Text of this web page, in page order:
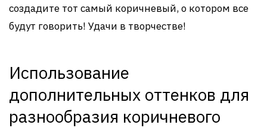
создадите тот самый коричневый, о котором все
будут говорить! Удачи в творчестве!
Использование
дополнительных оттенков для
разнообразия коричневого